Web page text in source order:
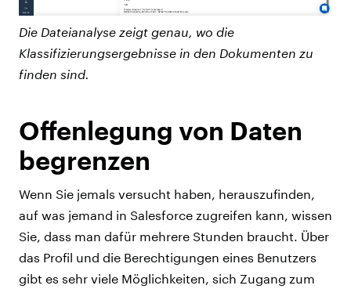
Die Dateianalyse zeigt genau, wo die
Klassifizierungsergebnisse in den Dokumenten zu
finden sind.
Offenlegung von Daten
begrenzen
Wenn Sie jemals versucht haben, herauszufinden,
auf was jemand in Salesforce zugreifen kann, wissen
Sie, dass man dafür mehrere Stunden braucht. Über
das Profil und die Berechtigungen eines Benutzers
gibt es sehr viele Möglichkeiten, sich Zugang zum